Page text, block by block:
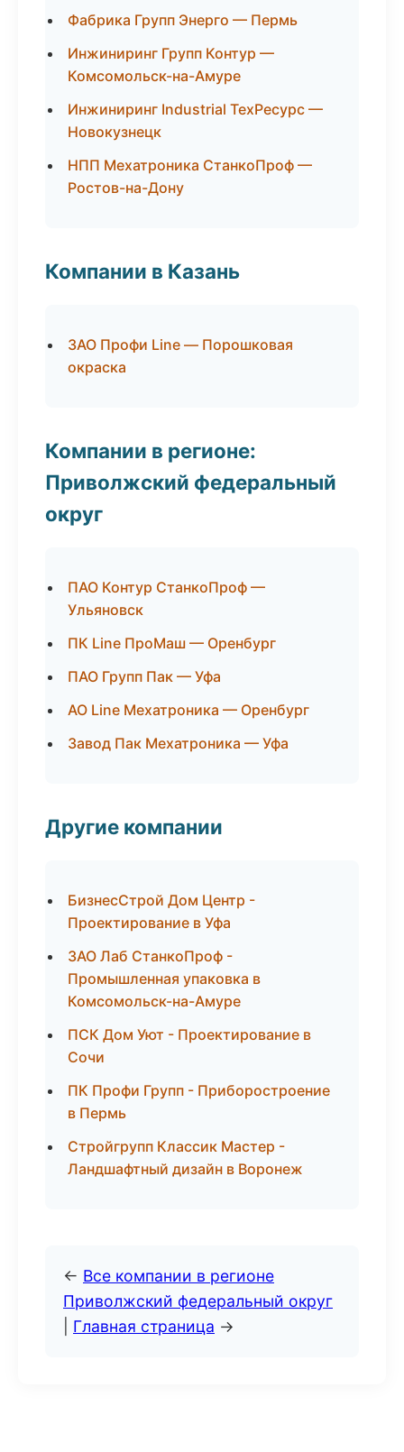
Фабрика Групп Энерго — Пермь
Инжиниринг Групп Контур —
Комсомольск-на-Амуре
Инжиниринг Industrial ТехРесурс —
Новокузнецк
НПП Мехатроника СтанкоПроф —
Ростов-на-Дону
Компании в Казань
ЗАО Профи Line — Порошковая
окраска
Компании в регионе:
Приволжский федеральный
округ
ПАО Контур СтанкоПроф —
Ульяновск
ПК Line ПроМаш — Оренбург
ПАО Групп Пак — Уфа
АО Line Мехатроника — Оренбург
Завод Пак Мехатроника — Уфа
Другие компании
БизнесСтрой Дом Центр -
Проектирование в Уфа
ЗАО Лаб СтанкоПроф -
Промышленная упаковка в
Комсомольск-на-Амуре
ПСК Дом Уют - Проектирование в
Сочи
ПК Профи Групп - Приборостроение
в Пермь
Стройгрупп Классик Мастер -
Ландшафтный дизайн в Воронеж
← Все компании в регионе
Приволжский федеральный округ
Главная страница →